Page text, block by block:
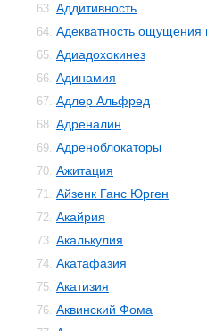
63. Аддитивность
64. Адекватность ощущения
65. Адиадохокинез
66. Адинамия
67. Адлер Альфред
68. Адреналин
69. Адреноблокаторы
70. Ажитация
71. Айзенк Ганс Юрген
72. Акайрия
73. Акалькулия
74. Акатафазия
75. Акатизия
76. Аквинский Фома